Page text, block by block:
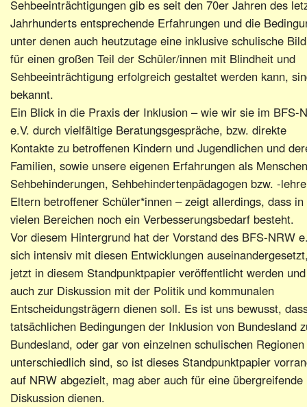
Sehbeeinträchtigungen gib es seit den 70er Jahren des
Jahrhunderts entsprechende Erfahrungen und die
unter denen auch heutzutage eine inklusive schulische
für einen großen Teil der Schüler/innen mit Blindheit und
Sehbeeinträchtigung erfolgreich gestaltet werden kann,
bekannt.
Ein Blick in die Praxis der Inklusion – wie wir sie im BFS-
e.V. durch vielfältige Beratungsgespräche, bzw. direkte
Kontakte zu betroffenen Kindern und Jugendlichen und
Familien, sowie unsere eigenen Erfahrungen als
Sehbehinderungen, Sehbehindertenpädagogen bzw. -
Eltern betroffener Schüler*innen – zeigt allerdings, dass in
vielen Bereichen noch ein Verbesserungsbedarf besteht.
Vor diesem Hintergrund hat der Vorstand des BFS-NRW
sich intensiv mit diesen Entwicklungen
jetzt in diesem Standpunktpapier veröffentlicht werden und
auch zur Diskussion mit der Politik und kommunalen
Entscheidungsträgern dienen soll. Es ist uns bewusst,
tatsächlichen Bedingungen der Inklusion von Bundesland
Bundesland, oder gar von einzelnen schulischen Regionen
unterschiedlich sind, so ist dieses Standpunktpapier
auf NRW abgezielt, mag aber auch für eine übergreifende
Diskussion dienen.